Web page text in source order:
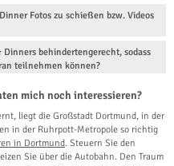
Fotos zu schießen bzw. Videos
behindertengerecht, sodass
teilnehmen können?
mich noch interessieren?
liegt die Großstadt Dortmund, in der
in der Ruhrpott-Metropole so richtig
in Dortmund. Steuern Sie den
Sie über die Autobahn. Den Traum